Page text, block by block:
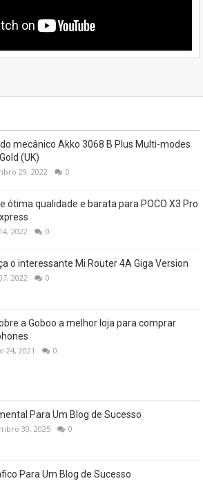
mecânico Akko 3068 B Plus Multi-modes
(UK)
29, 2022 0
ótima qualidade e barata para POCO X3 Pro
2022 0
o interessante Mi Router 4A Giga Version
2022 0
a Goboo a melhor loja para comprar
24, 2021 0
Para Um Blog de Sucesso
30, 2025 0
Para Um Blog de Sucesso